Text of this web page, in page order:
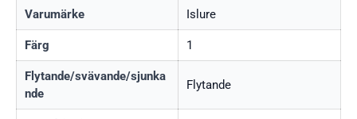
12
13
Varumärke Islure
Färg 1
Flytande/svävande/sjunka
nde
Flytande